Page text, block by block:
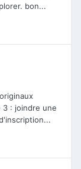
bon...
3 : joindre une